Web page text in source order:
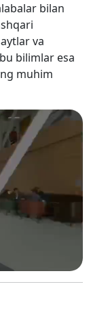
bilan
va
bilimlar esa
muhim